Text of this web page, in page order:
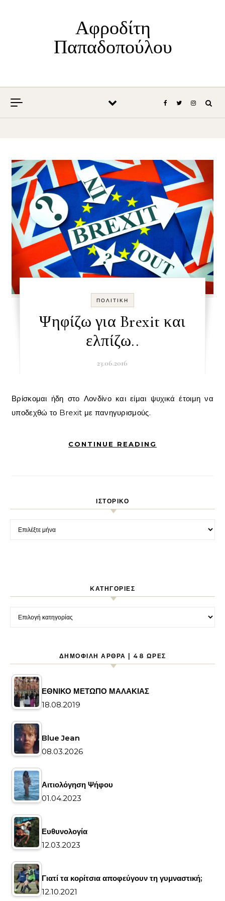
Αφροδίτη
Παπαδοπούλου
ΠΟΛΙΤΙΚΉ
Ψηφίζω για Brexit και
ελπίζω..
23.06.2016
Βρίσκομαι ήδη στο Λονδίνο και είμαι ψυχικά έτοιμη να
υποδεχθώ το Brexit με πανηγυρισμούς.
CONTINUE READING
ΙΣΤΟΡΙΚΌ
Ιστορικό
KΑΤΗΓΟΡΊΕΣ
Kατηγορίες
ΔΗΜΟΦΙΛΉ ΆΡΘΡΑ | 48 ΏΡΕΣ
ΕΘΝΙΚΟ ΜΕΤΩΠΟ ΜΑΛΑΚΙΑΣ
18.08.2019
Blue Jean
08.03.2026
Αιτιολόγηση Ψήφου
01.04.2023
Ευθυνολογία
12.03.2023
Γιατί τα κορίτσια αποφεύγουν τη γυμναστική;
12.10.2021